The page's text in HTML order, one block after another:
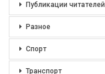
Публикации читателей
Разное
Спорт
Транспорт